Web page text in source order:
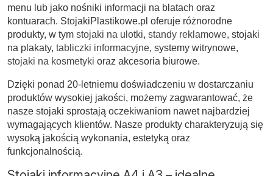
menu lub jako nośniki informacji na blatach oraz
kontuarach. StojakiPlastikowe.pl oferuje różnorodne
produkty, w tym stojaki na ulotki, standy reklamowe, stojaki
na plakaty, tabliczki informacyjne, systemy witrynowe,
stojaki na kosmetyki oraz akcesoria biurowe.
Dzięki ponad 20-letniemu doświadczeniu w dostarczaniu
produktów wysokiej jakości, możemy zagwarantować, że
nasze stojaki sprostają oczekiwaniom nawet najbardziej
wymagających klientów. Nasze produkty charakteryzują się
wysoką jakością wykonania, estetyką oraz
funkcjonalnością.